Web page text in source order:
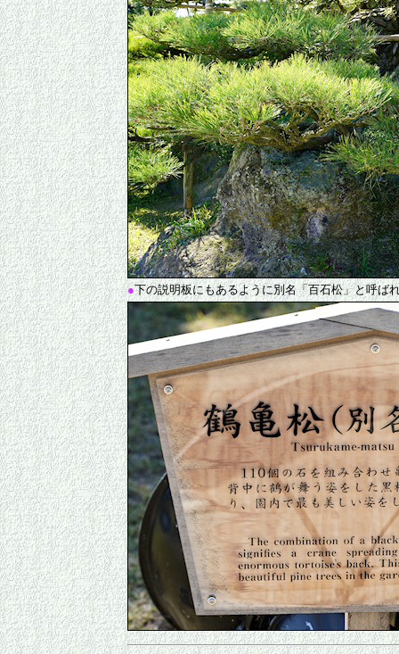
●下の説明板にもあるように別名「百石松」と呼ば